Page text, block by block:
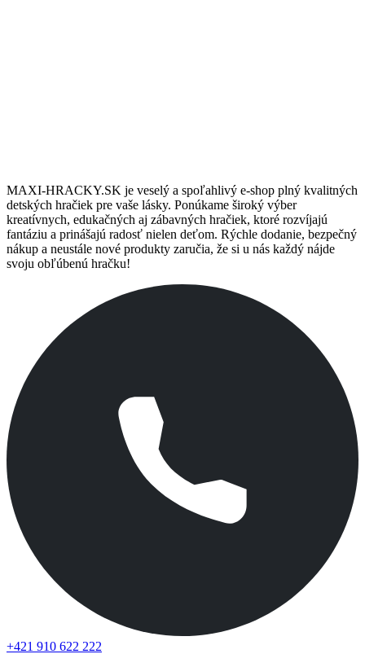
MAXI-HRACKY.SK je veselý a spoľahlivý e-shop plný kvalitných
detských hračiek pre vaše lásky. Ponúkame široký výber
kreatívnych, edukačných aj zábavných hračiek, ktoré rozvíjajú
fantáziu a prinášajú radosť nielen deťom. Rýchle dodanie, bezpečný
nákup a neustále nové produkty zaručia, že si u nás každý nájde
svoju obľúbenú hračku!
+421 910 622 222